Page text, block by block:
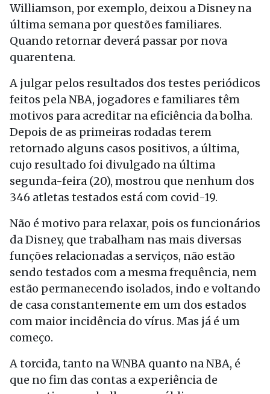
Williamson, por exemplo, deixou a Disney na
última semana por questões familiares.
Quando retornar deverá passar por nova
quarentena.
A julgar pelos resultados dos testes periódicos
feitos pela NBA, jogadores e familiares têm
motivos para acreditar na eficiência da bolha.
Depois de as primeiras rodadas terem
retornado alguns casos positivos, a última,
cujo resultado foi divulgado na última
segunda-feira (20), mostrou que nenhum dos
346 atletas testados está com covid-19.
Não é motivo para relaxar, pois os funcionários
da Disney, que trabalham nas mais diversas
funções relacionadas a serviços, não estão
sendo testados com a mesma frequência, nem
estão permanecendo isolados, indo e voltando
de casa constantemente em um dos estados
com maior incidência do vírus. Mas já é um
começo.
A torcida, tanto na WNBA quanto na NBA, é
que no fim das contas a experiência de